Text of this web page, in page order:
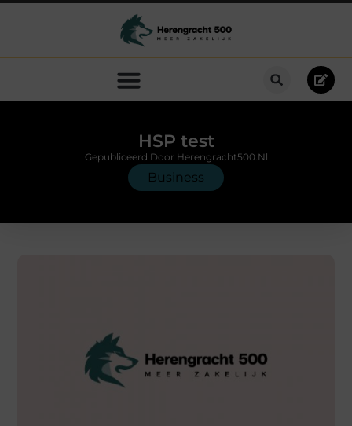
HSP test
Business
Gepubliceerd Door Herengracht500.nl